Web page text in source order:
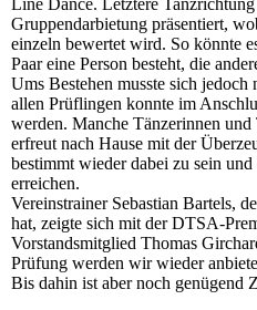
Line Dance. Letztere
Gruppendarbietung präsentiert,
einzeln bewertet wird. So könnte
Paar eine Person besteht, die
Ums Bestehen musste sich jedoch
allen Prüflingen konnte im
werden. Manche Tänzerinnen
erfreut nach Hause mit der
bestimmt wieder dabei zu sein
erreichen.
Vereinstrainer Sebastian Bartels,
hat, zeigte sich mit der DTSA-
Vorstandsmitglied Thomas
Prüfung werden wir wieder
Bis dahin ist aber noch genügend